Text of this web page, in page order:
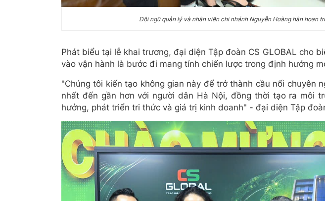
Đội ngũ quản lý và nhân viên chi nhánh Nguyễn Hoàng hân hoan
Phát biểu tại lễ khai trương, đại diện Tập đoàn CS GLOBAL cho
vào vận hành là bước đi mang tính chiến lược trong định hướng
"Chúng tôi kiến tạo không gian này để trở thành cầu nối chuyên
nhất đến gần hơn với người dân Hà Nội, đồng thời tạo ra môi
hưởng, phát triển tri thức và giá trị kinh doanh" - đại diện Tập